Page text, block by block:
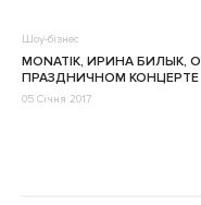
Шоу-бізнес
MONATIK, ИРИНА БИЛЫК,
ПРАЗДНИЧНОМ КОНЦЕРТЕ
05 Січня 2017